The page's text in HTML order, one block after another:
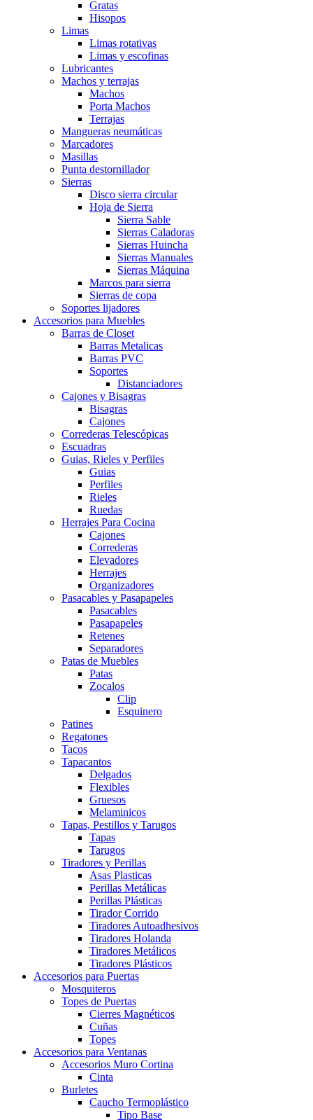
Gratas
Hisopos
Limas
Limas rotativas
Limas y escofinas
Lubricantes
Machos y terrajas
Machos
Porta Machos
Terrajas
Mangueras neumáticas
Marcadores
Masillas
Punta destornillador
Sierras
Disco sierra circular
Hoja de Sierra
Sierra Sable
Sierras Caladoras
Sierras Huincha
Sierras Manuales
Sierras Máquina
Marcos para sierra
Sierras de copa
Soportes lijadores
Accesorios para Muebles
Barras de Closet
Barras Metalicas
Barras PVC
Soportes
Distanciadores
Cajones y Bisagras
Bisagras
Cajones
Correderas Telescópicas
Escuadras
Guias, Rieles y Perfiles
Guias
Perfiles
Rieles
Ruedas
Herrajes Para Cocina
Cajones
Correderas
Elevadores
Herrajes
Organizadores
Pasacables y Pasapapeles
Pasacables
Pasapapeles
Retenes
Separadores
Patas de Muebles
Patas
Zocalos
Clip
Esquinero
Patines
Regatones
Tacos
Tapacantos
Delgados
Flexibles
Gruesos
Melaminicos
Tapas, Pestillos y Tarugos
Tapas
Tarugos
Tiradores y Perillas
Asas Plasticas
Perillas Metálicas
Perillas Plásticas
Tirador Corrido
Tiradores Autoadhesivos
Tiradores Holanda
Tiradores Metálicos
Tiradores Plásticos
Accesorios para Puertas
Mosquiteros
Topes de Puertas
Cierres Magnéticos
Cuñas
Topes
Accesorios para Ventanas
Accesorios Muro Cortina
Cinta
Burletes
Caucho Termoplástico
Tipo Base